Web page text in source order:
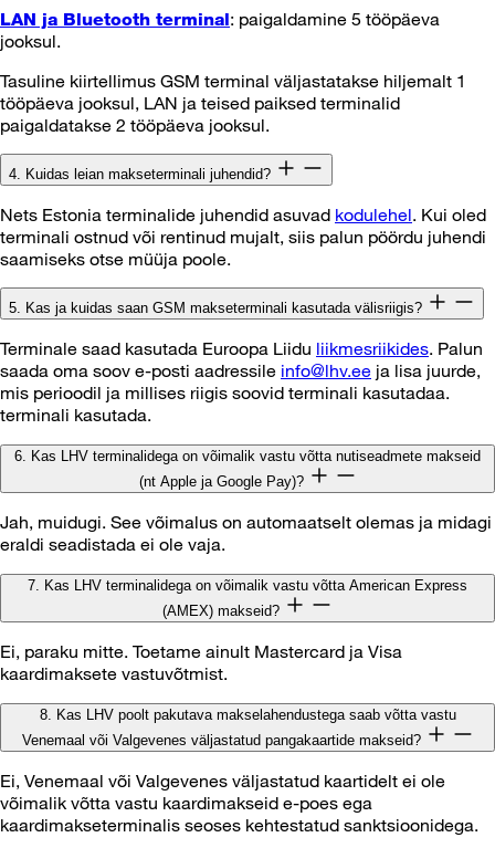
LAN ja Bluetooth terminal: paigaldamine 5 tööpäeva
jooksul.
Tasuline kiirtellimus GSM terminal väljastatakse hiljemalt 1
tööpäeva jooksul, LAN ja teised paiksed terminalid
paigaldatakse 2 tööpäeva jooksul.
4. Kuidas leian makseterminali juhendid?
Nets Estonia terminalide juhendid asuvad kodulehel. Kui oled
terminali ostnud või rentinud mujalt, siis palun pöördu juhendi
saamiseks otse müüja poole.
5. Kas ja kuidas saan GSM makseterminali kasutada välisriigis?
Terminale saad kasutada Euroopa Liidu liikmesriikides. Palun
saada oma soov e-posti aadressile info@lhv.ee ja lisa juurde,
mis perioodil ja millises riigis soovid terminali kasutadaa.
terminali kasutada.
6. Kas LHV terminalidega on võimalik vastu võtta nutiseadmete makseid
(nt Apple ja Google Pay)?
Jah, muidugi. See võimalus on automaatselt olemas ja midagi
eraldi seadistada ei ole vaja.
7. Kas LHV terminalidega on võimalik vastu võtta American Express
(AMEX) makseid?
Ei, paraku mitte. Toetame ainult Mastercard ja Visa
kaardimaksete vastuvõtmist.
8. Kas LHV poolt pakutava makselahendustega saab võtta vastu
Venemaal või Valgevenes väljastatud pangakaartide makseid?
Ei, Venemaal või Valgevenes väljastatud kaartidelt ei ole
võimalik võtta vastu kaardimakseid e-poes ega
kaardimakseterminalis seoses kehtestatud sanktsioonidega.